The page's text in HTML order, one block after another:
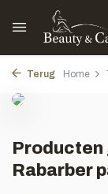
Terug Home
Rabarber